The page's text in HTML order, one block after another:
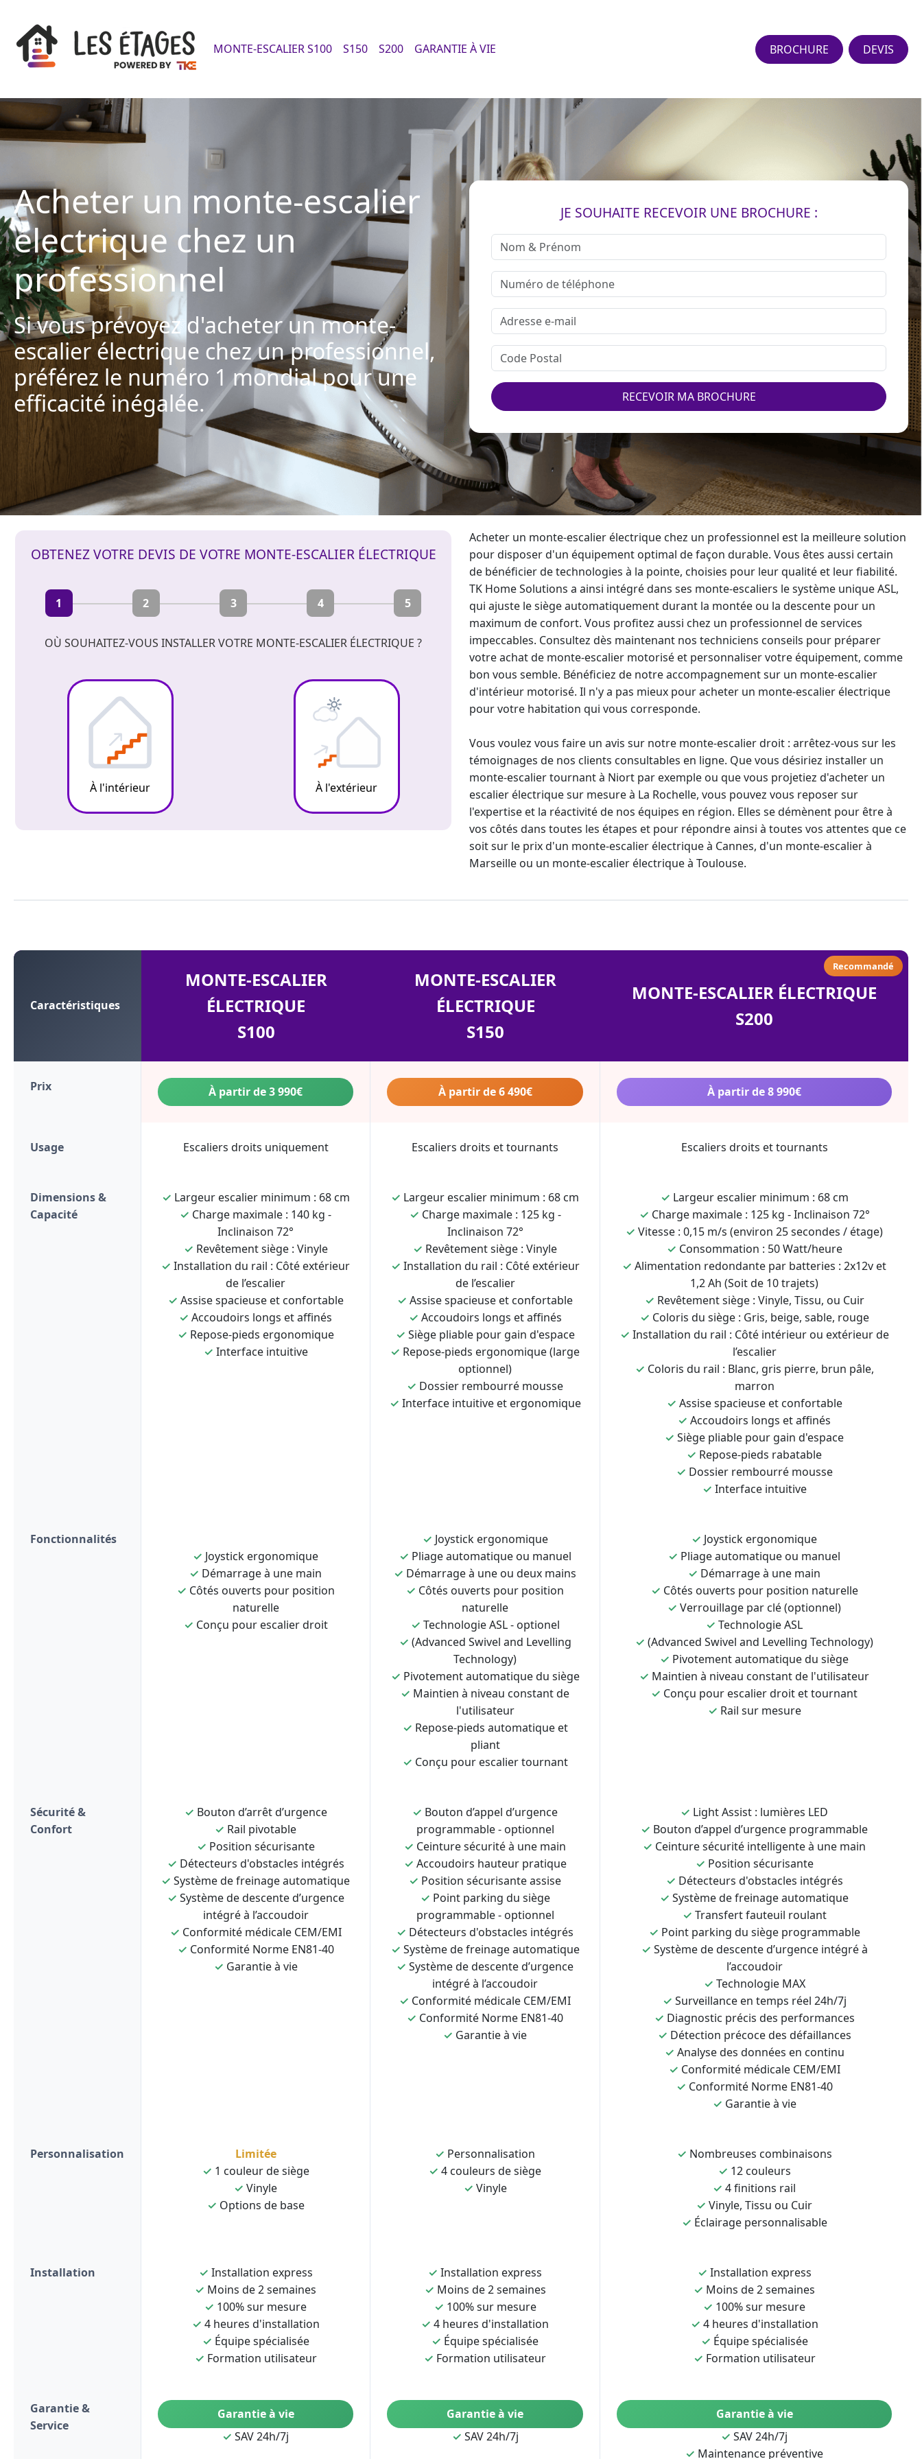
MONTE-ESCALIER S100 S150 S200 GARANTIE À VIE BROCHURE DEVIS
Acheter un monte-escalier
électrique chez un
professionnel
Si vous prévoyez d'acheter un monte-
escalier électrique chez un professionnel,
préférez le numéro 1 mondial pour une
efficacité inégalée.
JE SOUHAITE RECEVOIR UNE BROCHURE :
RECEVOIR MA BROCHURE
OBTENEZ VOTRE DEVIS DE VOTRE MONTE-ESCALIER ÉLECTRIQUE
1 2 3 4 5
OÙ SOUHAITEZ-VOUS INSTALLER VOTRE MONTE-ESCALIER ÉLECTRIQUE ?
À l'intérieur À l'extérieur
Acheter un monte-escalier électrique chez un professionnel est la meilleure solution
pour disposer d'un équipement optimal de façon durable. Vous êtes aussi certain
de bénéficier de technologies à la pointe, choisies pour leur qualité et leur fiabilité.
TK Home Solutions a ainsi intégré dans ses monte-escaliers le système unique ASL,
qui ajuste le siège automatiquement durant la montée ou la descente pour un
maximum de confort. Vous profitez aussi chez un professionnel de services
impeccables. Consultez dès maintenant nos techniciens conseils pour préparer
votre achat de monte-escalier motorisé et personnaliser votre équipement, comme
bon vous semble. Bénéficiez de notreaccompagnement sur un monte-escalier
d'intérieur motorisé. Il n'y a pas mieux pouracheter un monte-escalier électrique
pour votre habitation qui vous corresponde.
Vous voulez vous faire un avis sur notre monte-escalier droit : arrêtez-vous sur les
témoignages de nos clients consultables en ligne. Que vous désiriez installer un
monte-escalier tournantà Niort par exemple ou que vous projetiez d'acheter un
escalier électrique sur mesureà La Rochelle, vous pouvez vous reposer sur
l'expertise et la réactivité de nos équipes en région. Elles se démènent pour être à
vos côtés dans toutes les étapes et pour répondre ainsi à toutes vos attentes que ce
soit sur le prix d'un monte-escalier électrique à Cannes, d'un monte-escalier à
Marseille ou un monte-escalier électrique à Toulouse.
Caractéristiques
MONTE-ESCALIER
ÉLECTRIQUE
S100
MONTE-ESCALIER
ÉLECTRIQUE
S150
MONTE-ESCALIER ÉLECTRIQUE
S200
Recommandé
Prix À partir de 3 990€ À partir de 6 490€ À partir de 8 990€
Usage Escaliers droits uniquement Escaliers droits et tournants Escaliers droits et tournants
Dimensions &
Capacité
✓ Largeur escalier minimum : 68 cm
✓ Charge maximale : 140 kg -
Inclinaison 72°
✓ Revêtement siège : Vinyle
✓ Installation du rail : Côté extérieur
de l’escalier
✓ Assise spacieuse et confortable
✓ Accoudoirs longs et affinés
✓ Repose-pieds ergonomique
✓ Interface intuitive
✓ Largeur escalier minimum : 68 cm
✓ Charge maximale : 125 kg -
Inclinaison 72°
✓ Revêtement siège : Vinyle
✓ Installation du rail : Côté extérieur
de l’escalier
✓ Assise spacieuse et confortable
✓ Accoudoirs longs et affinés
✓ Siège pliable pour gain d'espace
✓ Repose-pieds ergonomique (large
optionnel)
✓ Dossier rembourré mousse
✓ Interface intuitive et ergonomique
✓ Largeur escalier minimum : 68 cm
✓ Charge maximale : 125 kg - Inclinaison 72°
✓ Vitesse : 0,15 m/s (environ 25 secondes / étage)
✓ Consommation : 50 Watt/heure
✓ Alimentation redondante par batteries : 2x12v et
1,2 Ah (Soit de 10 trajets)
✓ Revêtement siège : Vinyle, Tissu, ou Cuir
✓ Coloris du siège : Gris, beige, sable, rouge
✓ Installation du rail : Côté intérieur ou extérieur de
l’escalier
✓ Coloris du rail : Blanc, gris pierre, brun pâle,
marron
✓ Assise spacieuse et confortable
✓ Accoudoirs longs et affinés
✓ Siège pliable pour gain d'espace
✓ Repose-pieds rabatable
✓ Dossier rembourré mousse
✓ Interface intuitive
Fonctionnalités
✓ Joystick ergonomique
✓ Démarrage à une main
✓ Côtés ouverts pour position
naturelle
✓ Conçu pour escalier droit
✓ Joystick ergonomique
✓ Pliage automatique ou manuel
✓ Démarrage à une ou deux mains
✓ Côtés ouverts pour position
naturelle
✓ Technologie ASL - optionel
✓ (Advanced Swivel and Levelling
Technology)
✓ Pivotement automatique du siège
✓ Maintien à niveau constant de
l'utilisateur
✓ Repose-pieds automatique et
pliant
✓ Conçu pour escalier tournant
✓ Joystick ergonomique
✓ Pliage automatique ou manuel
✓ Démarrage à une main
✓ Côtés ouverts pour position naturelle
✓ Verrouillage par clé (optionnel)
✓ Technologie ASL
✓ (Advanced Swivel and Levelling Technology)
✓ Pivotement automatique du siège
✓ Maintien à niveau constant de l'utilisateur
✓ Conçu pour escalier droit et tournant
✓ Rail sur mesure
Sécurité &
Confort
✓ Bouton d’arrêt d’urgence
✓ Rail pivotable
✓ Position sécurisante
✓ Détecteurs d'obstacles intégrés
✓ Système de freinage automatique
✓ Système de descente d’urgence
intégré à l’accoudoir
✓ Conformité médicale CEM/EMI
✓ Conformité Norme EN81-40
✓ Garantie à vie
✓ Bouton d’appel d’urgence
programmable - optionnel
✓ Ceinture sécurité à une main
✓ Accoudoirs hauteur pratique
✓ Position sécurisante assise
✓ Point parking du siège
programmable - optionnel
✓ Détecteurs d'obstacles intégrés
✓ Système de freinage automatique
✓ Système de descente d’urgence
intégré à l’accoudoir
✓ Conformité médicale CEM/EMI
✓ Conformité Norme EN81-40
✓ Garantie à vie
✓ Light Assist : lumières LED
✓ Bouton d’appel d’urgence programmable
✓ Ceinture sécurité intelligente à une main
✓ Position sécurisante
✓ Détecteurs d'obstacles intégrés
✓ Système de freinage automatique
✓ Transfert fauteuil roulant
✓ Point parking du siège programmable
✓ Système de descente d’urgence intégré à
l’accoudoir
✓ Technologie MAX
✓ Surveillance en temps réel 24h/7j
✓ Diagnostic précis des performances
✓ Détection précoce des défaillances
✓ Analyse des données en continu
✓ Conformité médicale CEM/EMI
✓ Conformité Norme EN81-40
✓ Garantie à vie
Personnalisation
Limitée
✓ 1 couleur de siège
✓ Vinyle
✓ Options de base
✓ Personnalisation
✓ 4 couleurs de siège
✓ Vinyle
✓ Nombreuses combinaisons
✓ 12 couleurs
✓ 4 finitions rail
✓ Vinyle, Tissu ou Cuir
✓ Éclairage personnalisable
Installation ✓ Installation express
✓ Moins de 2 semaines
✓ 100% sur mesure
✓ 4 heures d'installation
✓ Équipe spécialisée
✓ Formation utilisateur
✓ Installation express
✓ Moins de 2 semaines
✓ 100% sur mesure
✓ 4 heures d'installation
✓ Équipe spécialisée
✓ Formation utilisateur
✓ Installation express
✓ Moins de 2 semaines
✓ 100% sur mesure
✓ 4 heures d'installation
✓ Équipe spécialisée
✓ Formation utilisateur
Garantie &
Service
Garantie à vie
✓ SAV 24h/7j
Garantie à vie
✓ SAV 24h/7j
Garantie à vie
✓ SAV 24h/7j
✓ Maintenance préventive